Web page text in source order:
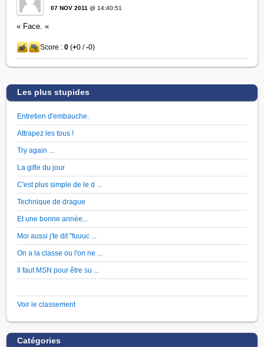
07 NOV 2011 @ 14:40:51
« Face. «
Score :0 (+0 /-0)
Les plus stupides
Entretien d'embauche.
Attrapez les tous !
Try again ...
La gifle du jour
C'est plus simple de le d ...
Technique de drague
Et une bonne année...
Moi aussi j'te dit "fuuuc ...
On a la classe ou l'on ne ...
Il faut MSN pour être su ...
Voir le classement
Catégories